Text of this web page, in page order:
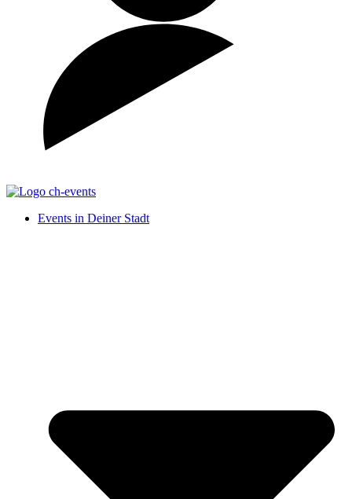
Events in Deiner Stadt